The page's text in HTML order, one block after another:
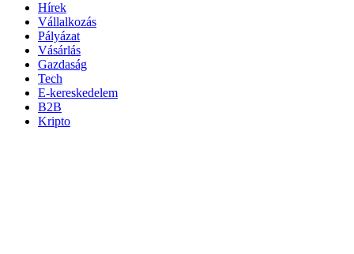
Hírek
Vállalkozás
Pályázat
Vásárlás
Gazdaság
Tech
E-kereskedelem
B2B
Kripto